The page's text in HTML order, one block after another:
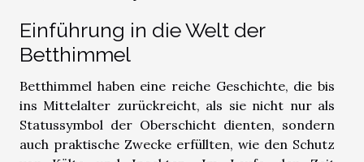
Einführung in die Welt der
Betthimmel
Betthimmel haben eine reiche Geschichte, die bis
ins Mittelalter zurückreicht, als sie nicht nur als
Statussymbol der Oberschicht dienten, sondern
auch praktische Zwecke erfüllten, wie den Schutz